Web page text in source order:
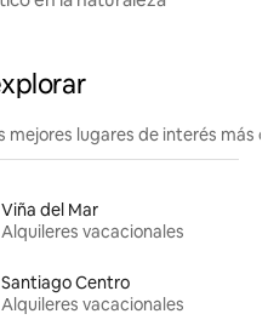
mejores lugares de interés más
Viña del Mar
Alquileres vacacionales
Santiago Centro
Alquileres vacacionales